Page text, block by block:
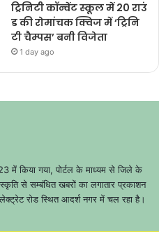
ट्रिनिटी कॉन्वेंट स्कूल में 20 राउं
ड की रोमांचक क्विज में ‘ट्रिनि
टी चैम्पस’ बनी विजेता
1 day ago
में किया गया, पोर्टल के माध्यम से जिले के
से सम्बंधित खबरों का लगातार प्रकाशन
रोड स्थित आदर्श नगर में चल रहा है।